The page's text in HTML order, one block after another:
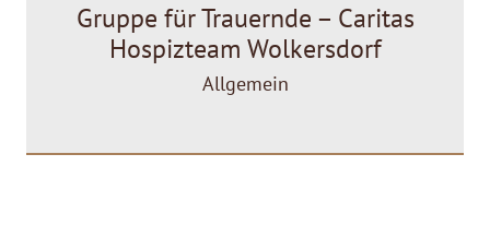
Gruppe für Trauernde – Caritas
Hospizteam Wolkersdorf
Allgemein